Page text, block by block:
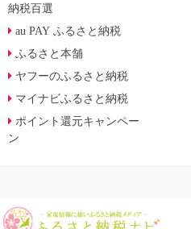
納税百選
au PAY ふるさと納税
ふるさと本舗
ヤフーのふるさと納税
マイナビふるさと納税
ポイント還元キャンペー
ン